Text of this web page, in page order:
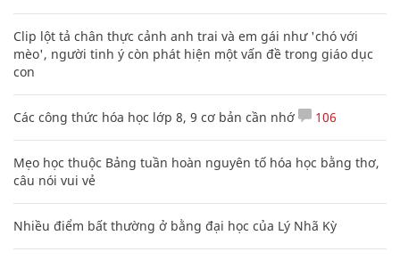
Clip lột tả chân thực cảnh anh trai và em gái như 'chó với
mèo', người tinh ý còn phát hiện một vấn đề trong giáo dục
con
Các công thức hóa học lớp 8, 9 cơ bản cần nhớ 106
Mẹo học thuộc Bảng tuần hoàn nguyên tố hóa học bằng thơ,
câu nói vui vẻ
Nhiều điểm bất thường ở bằng đại học của Lý Nhã Kỳ